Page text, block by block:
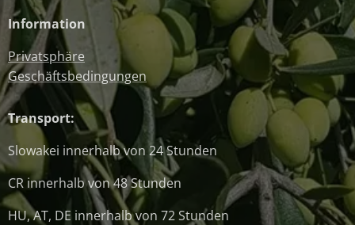
Information
Privatsphäre
Geschäftsbedingungen
Transport:
Slowakei innerhalb von 24 Stunden
CR innerhalb von 48 Stunden
HU, AT, DE innerhalb von 72 Stunden